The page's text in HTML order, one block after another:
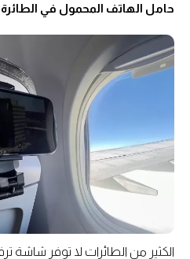
حامل الهاتف المحمول في الطائرة
الكثير من الطائرات لا توفر شاشة